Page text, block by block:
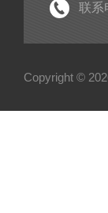
联系
Copyright ©